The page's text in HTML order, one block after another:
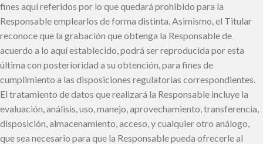
fines aquí referidos por lo que quedará prohibido para la
Responsable emplearlos de forma distinta. Asimismo, el Titular
reconoce que la grabación que obtenga la Responsable de
acuerdo a lo aquí establecido, podrá ser reproducida por esta
última con posterioridad a su obtención, para fines de
cumplimiento a las disposiciones regulatorias correspondientes.
El tratamiento de datos que realizará la Responsable incluye la
evaluación, análisis, uso, manejo, aprovechamiento, transferencia,
disposición, almacenamiento, acceso, y cualquier otro análogo,
que sea necesario para que la Responsable pueda ofrecerle al